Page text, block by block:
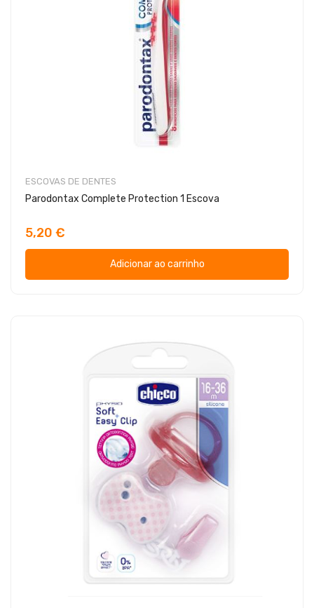
ESCOVAS DE DENTES
Parodontax Complete Protection 1 Escova
5,20 €
Adicionar ao carrinho